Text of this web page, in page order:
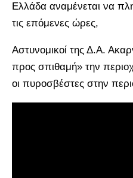
Ελλάδα αναμένεται να
τις επόμενες ώρες,
Αστυνομικοί της Δ.Α.
προς σπιθαμή» την
οι πυροσβέστες στην